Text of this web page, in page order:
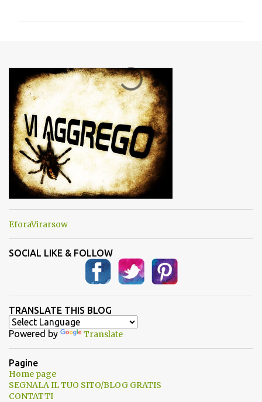
n
t
i
EforaVirarsow
SOCIAL LIKE & FOLLOW
TRANSLATE THIS BLOG
Powered by Translate
Pagine
Home page
SEGNALA IL TUO SITO/BLOG GRATIS
CONTATTI